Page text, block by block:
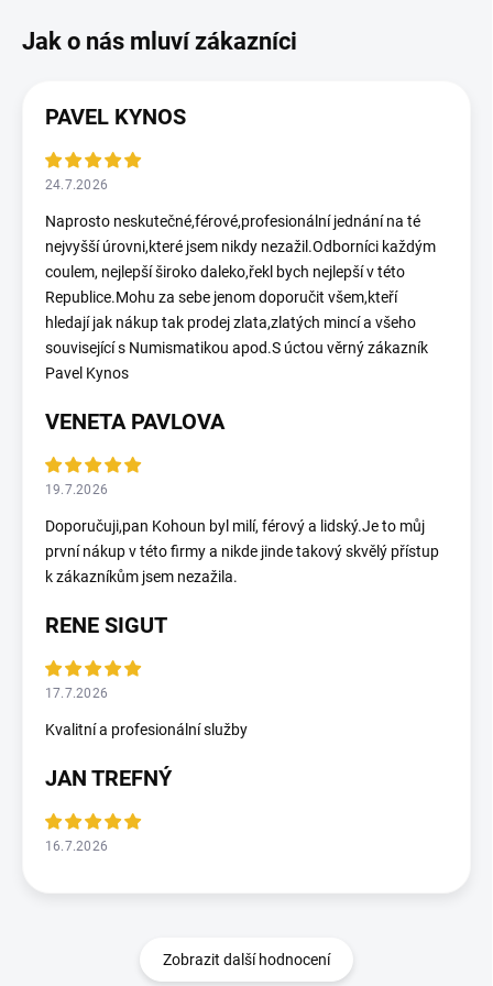
PAVEL KYNOS
24.7.2026
Naprosto neskutečné,férové,profesionální jednání na té
nejvyšší úrovni,které jsem nikdy nezažil.Odborníci každým
coulem, nejlepší široko daleko,řekl bych nejlepší v této
Republice.Mohu za sebe jenom doporučit všem,kteří
hledají jak nákup tak prodej zlata,zlatých mincí a všeho
související s Numismatikou apod.S úctou věrný zákazník
Pavel Kynos
VENETA PAVLOVA
19.7.2026
Doporučuji,pan Kohoun byl milí, férový a lidský.Je to můj
první nákup v této firmy a nikde jinde takový skvělý přístup
k zákazníkům jsem nezažila.
RENE SIGUT
17.7.2026
Kvalitní a profesionální služby
JAN TREFNÝ
16.7.2026
Zobrazit další hodnocení